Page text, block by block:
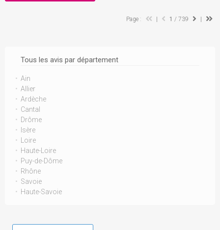
Tous les avis par département
Ain
Allier
Ardèche
Cantal
Drôme
Isère
Loire
Haute-Loire
Puy-de-Dôme
Rhône
Savoie
Haute-Savoie
Page : 1 / 739